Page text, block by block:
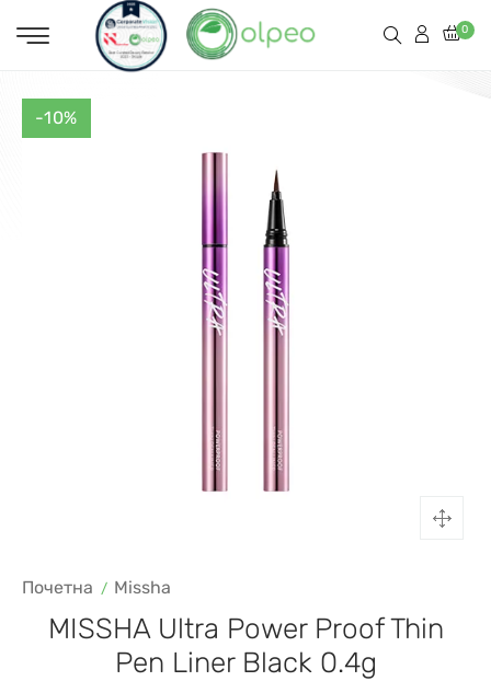
0
-10%
Почетна Missha
MISSHA Ultra Power Proof Thin
Pen Liner Black 0.4g